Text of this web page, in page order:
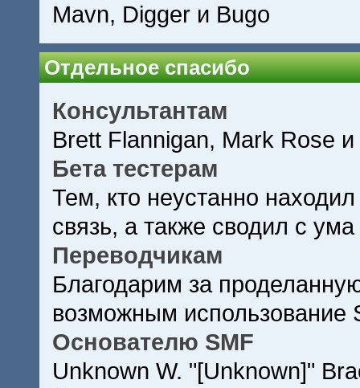
Mavn, Digger и Bugo
Отдельное спасибо
Консультантам
Brett Flannigan, Mark Rose
Бета тестерам
Тем, кто неустанно
связь, а также сводил с ума
Переводчикам
Благодарим за
возможным использование
Основателю SMF
Unknown W. "[Unknown]"